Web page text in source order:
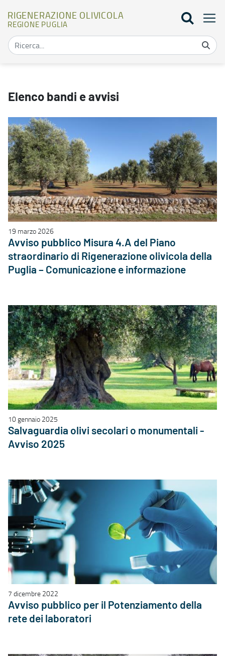
RIGENERAZIONE OLIVICOLA
REGIONE PUGLIA
Elenco bandi e avvisi
19 marzo 2026
Avviso pubblico Misura 4.A del Piano
straordinario di Rigenerazione olivicola della
Puglia – Comunicazione e informazione
10 gennaio 2025
Salvaguardia olivi secolari o monumentali -
Avviso 2025
7 dicembre 2022
Avviso pubblico per il Potenziamento della
rete dei laboratori